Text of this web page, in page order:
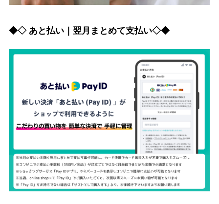
◆◇ あと払い｜翌月まとめて支払い◇◆